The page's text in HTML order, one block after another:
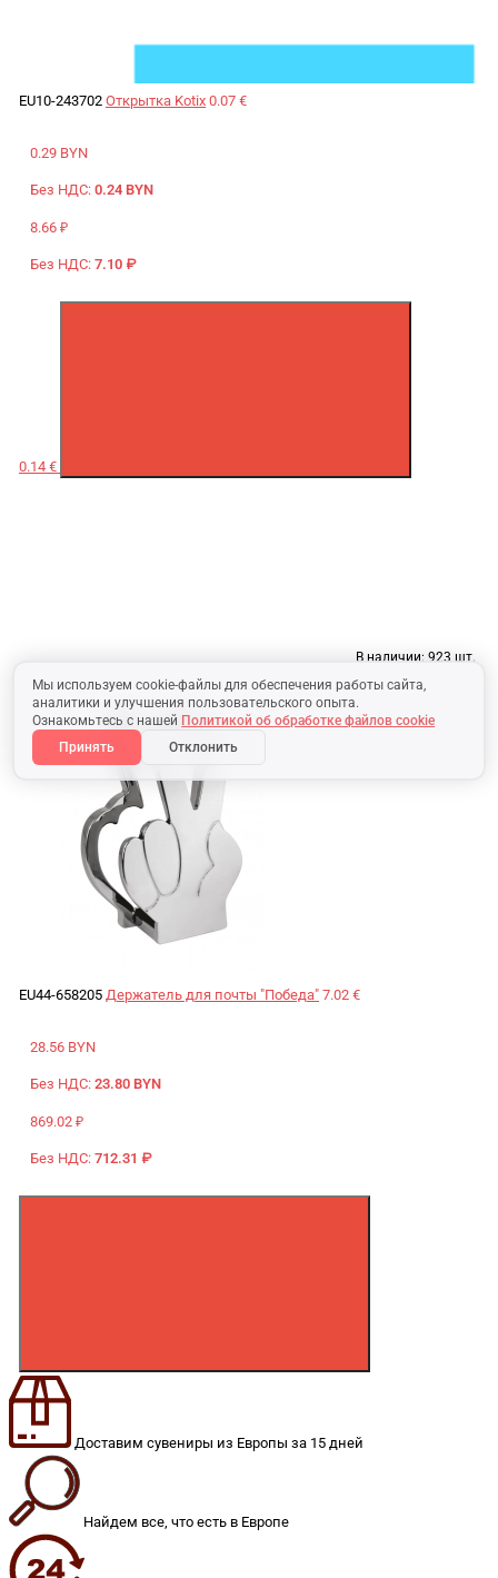
Мы используем cookie-файлы для обеспечения работы сайта,
аналитики и улучшения пользовательского опыта.
Ознакомьтесь с нашей Политикой об обработке файлов cookie
Принять
Отклонить
EU10-243702 Открытка Kotix 0.07 €
0.29 BYN
Без НДС: 0.24 BYN
8.66 ₽
Без НДС: 7.10 ₽
0.14 €
В наличии: 923 шт.
EU44-658205 Держатель для почты "Победа" 7.02 €
28.56 BYN
Без НДС: 23.80 BYN
869.02 ₽
Без НДС: 712.31 ₽
Доставим сувениры из Европы за 15 дней
Найдем все, что есть в Европе